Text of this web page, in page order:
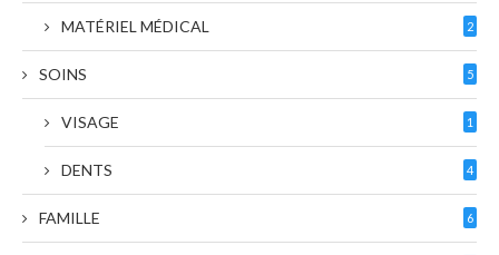
MATÉRIEL MÉDICAL 2
SOINS 5
VISAGE 1
DENTS 4
FAMILLE 6